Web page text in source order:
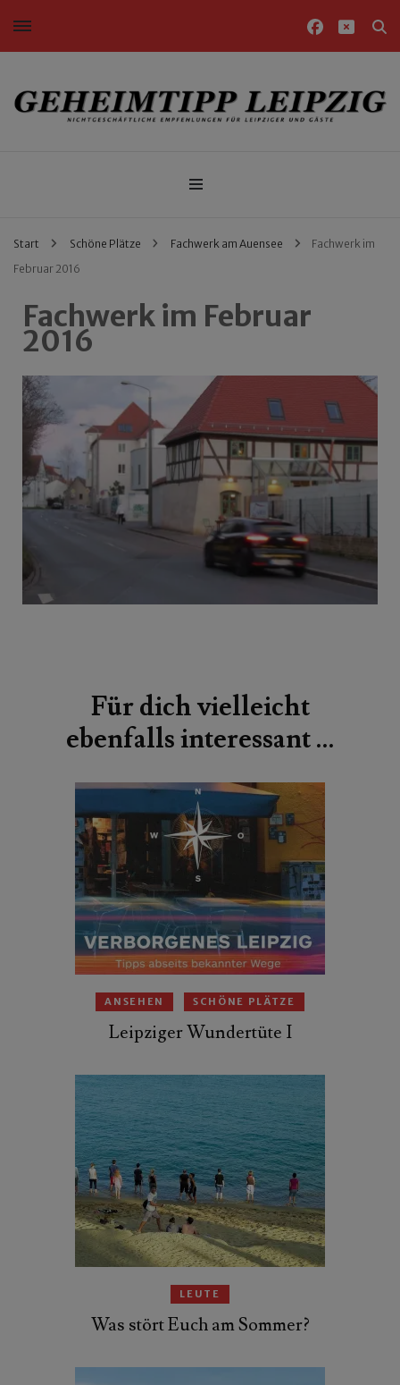
Nichtgeschäftliche Empfehlungen für Leipziger und Gäste
Start Schöne Plätze Fachwerk am Auensee
Fachwerk im
Februar 2016
Fachwerk im Februar
2016
Für dich vielleicht
ebenfalls interessant …
ANSEHEN SCHÖNE PLÄTZE
Leipziger Wundertüte I
LEUTE
Was stört Euch am Sommer?